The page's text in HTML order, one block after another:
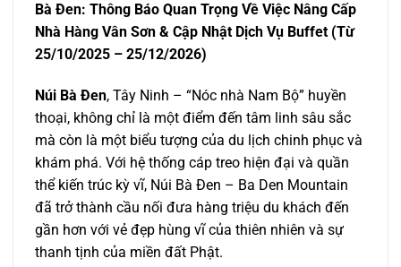
Bà Đen: Thông Báo Quan Trọng Về Việc Nâng Cấp
Nhà Hàng Vân Sơn & Cập Nhật Dịch Vụ Buffet (Từ
25/10/2025 – 25/12/2026)
Núi Bà Đen, Tây Ninh – “Nóc nhà Nam Bộ” huyền
thoại, không chỉ là một điểm đến tâm linh sâu sắc
mà còn là một biểu tượng của du lịch chinh phục và
khám phá. Với hệ thống cáp treo hiện đại và quần
thể kiến trúc kỳ vĩ, Núi Bà Đen – Ba Den Mountain
đã trở thành cầu nối đưa hàng triệu du khách đến
gần hơn với vẻ đẹp hùng vĩ của thiên nhiên và sự
thanh tịnh của miền đất Phật.